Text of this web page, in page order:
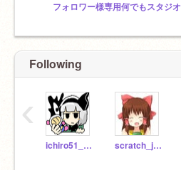
フォロワー様専用何でもスタジオ
Following
ichiro51_scratch scratch_japan
‹